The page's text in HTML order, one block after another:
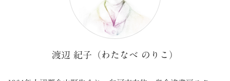
渡辺 紀子（わたなべ のりこ）